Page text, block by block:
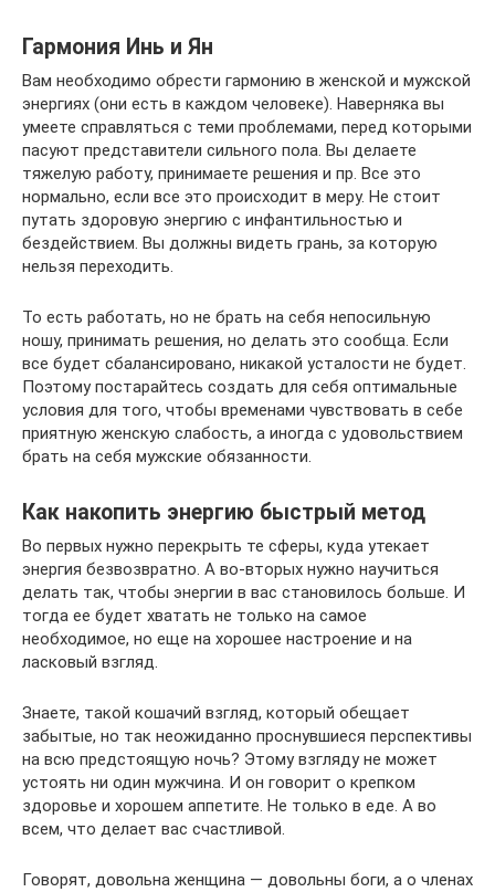
Гармония Инь и Ян
Вам необходимо обрести гармонию в женской и мужской
энергиях (они есть в каждом человеке). Наверняка вы
умеете справляться с теми проблемами, перед которыми
пасуют представители сильного пола. Вы делаете
тяжелую работу, принимаете решения и пр. Все это
нормально, если все это происходит в меру. Не стоит
путать здоровую энергию с инфантильностью и
бездействием. Вы должны видеть грань, за которую
нельзя переходить.
То есть работать, но не брать на себя непосильную
ношу, принимать решения, но делать это сообща. Если
все будет сбалансировано, никакой усталости не будет.
Поэтому постарайтесь создать для себя оптимальные
условия для того, чтобы временами чувствовать в себе
приятную женскую слабость, а иногда с удовольствием
брать на себя мужские обязанности.
Как накопить энергию быстрый метод
Во первых нужно перекрыть те сферы, куда утекает
энергия безвозвратно. А во-вторых нужно научиться
делать так, чтобы энергии в вас становилось больше. И
тогда ее будет хватать не только на самое
необходимое, но еще на хорошее настроение и на
ласковый взгляд.
Знаете, такой кошачий взгляд, который обещает
забытые, но так неожиданно проснувшиеся перспективы
на всю предстоящую ночь? Этому взгляду не может
устоять ни один мужчина. И он говорит о крепком
здоровье и хорошем аппетите. Не только в еде. А во
всем, что делает вас счастливой.
Говорят, довольна женщина — довольны боги, а о членах